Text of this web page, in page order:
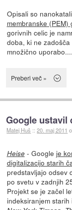
Opisali so
membranske (PEM)
gorivnih celic je
doba, ki ne
množično uporabo....
Preberi več »
Google ustavil
Matej Huš ::20. maj 2011
Heise- Google je
digitalizacijo starih
predstavljajo odsev
po svetu v zadnjih
Projekt se je začel
indeksiranjem starih